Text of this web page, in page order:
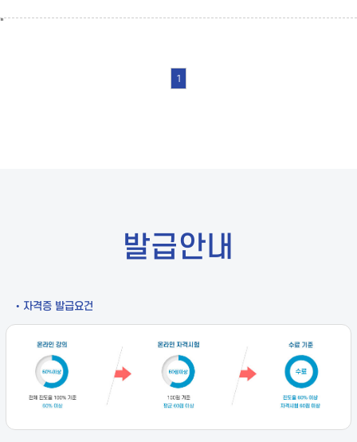
"
1
발급안내
• 자격증 발급요건